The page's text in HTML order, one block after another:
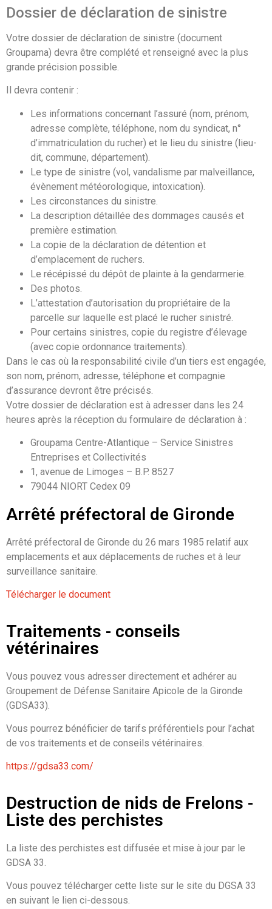
Dossier de déclaration de sinistre
Votre dossier de déclaration de sinistre (document
Groupama) devra être complété et renseigné avec la plus
grande précision possible.
Il devra contenir :
Les informations concernant l’assuré (nom, prénom,
adresse complète, téléphone, nom du syndicat, n°
d’immatriculation du rucher) et le lieu du sinistre (lieu-
dit, commune, département).
Le type de sinistre (vol, vandalisme par malveillance,
évènement météorologique, intoxication).
Les circonstances du sinistre.
La description détaillée des dommages causés et
première estimation.
La copie de la déclaration de détention et
d’emplacement de ruchers.
Le récépissé du dépôt de plainte à la gendarmerie.
Des photos.
L’attestation d’autorisation du propriétaire de la
parcelle sur laquelle est placé le rucher sinistré.
Pour certains sinistres, copie du registre d’élevage
(avec copie ordonnance traitements).
Dans le cas où la responsabilité civile d’un tiers est engagée,
son nom, prénom, adresse, téléphone et compagnie
d’assurance devront être précisés.
Votre dossier de déclaration est à adresser dans les 24
heures après la réception du formulaire de déclaration à :
Groupama Centre-Atlantique – Service Sinistres
Entreprises et Collectivités
1, avenue de Limoges – B.P. 8527
79044 NIORT Cedex 09
Arrêté préfectoral de Gironde
Arrêté préfectoral de Gironde du 26 mars 1985 relatif aux
emplacements et aux déplacements de ruches et à leur
surveillance sanitaire.
Télécharger le document
Traitements - conseils
vétérinaires
Vous pouvez vous adresser directement et adhérer au
Groupement de Défense Sanitaire Apicole de la Gironde
(GDSA33).
Vous pourrez bénéficier de tarifs préférentiels pour l’achat
de vos traitements et de conseils vétérinaires.
https://gdsa33.com/
Destruction de nids de Frelons -
Liste des perchistes
La liste des perchistes est diffusée et mise à jour par le
GDSA 33.
Vous pouvez télécharger cette liste sur le site du DGSA 33
en suivant le lien ci-dessous.